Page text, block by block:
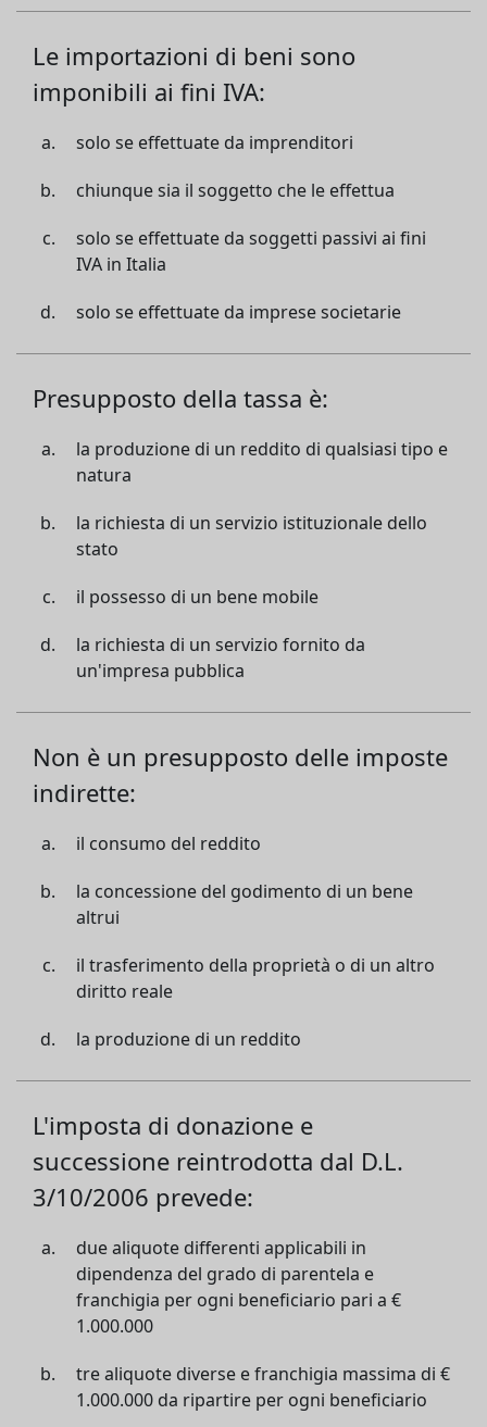
Le importazioni di beni sono
imponibili ai fini IVA:
solo se effettuate da imprenditori
chiunque sia il soggetto che le effettua
solo se effettuate da soggetti passivi ai fini
IVA in Italia
solo se effettuate da imprese societarie
Presupposto della tassa è:
la produzione di un reddito di qualsiasi tipo e
natura
la richiesta di un servizio istituzionale dello
stato
il possesso di un bene mobile
la richiesta di un servizio fornito da
un'impresa pubblica
Non è un presupposto delle imposte
indirette:
il consumo del reddito
la concessione del godimento di un bene
altrui
il trasferimento della proprietà o di un altro
diritto reale
la produzione di un reddito
L'imposta di donazione e
successione reintrodotta dal D.L.
3/10/2006 prevede:
due aliquote differenti applicabili in
dipendenza del grado di parentela e
franchigia per ogni beneficiario pari a €
1.000.000
tre aliquote diverse e franchigia massima di €
1.000.000 da ripartire per ogni beneficiario